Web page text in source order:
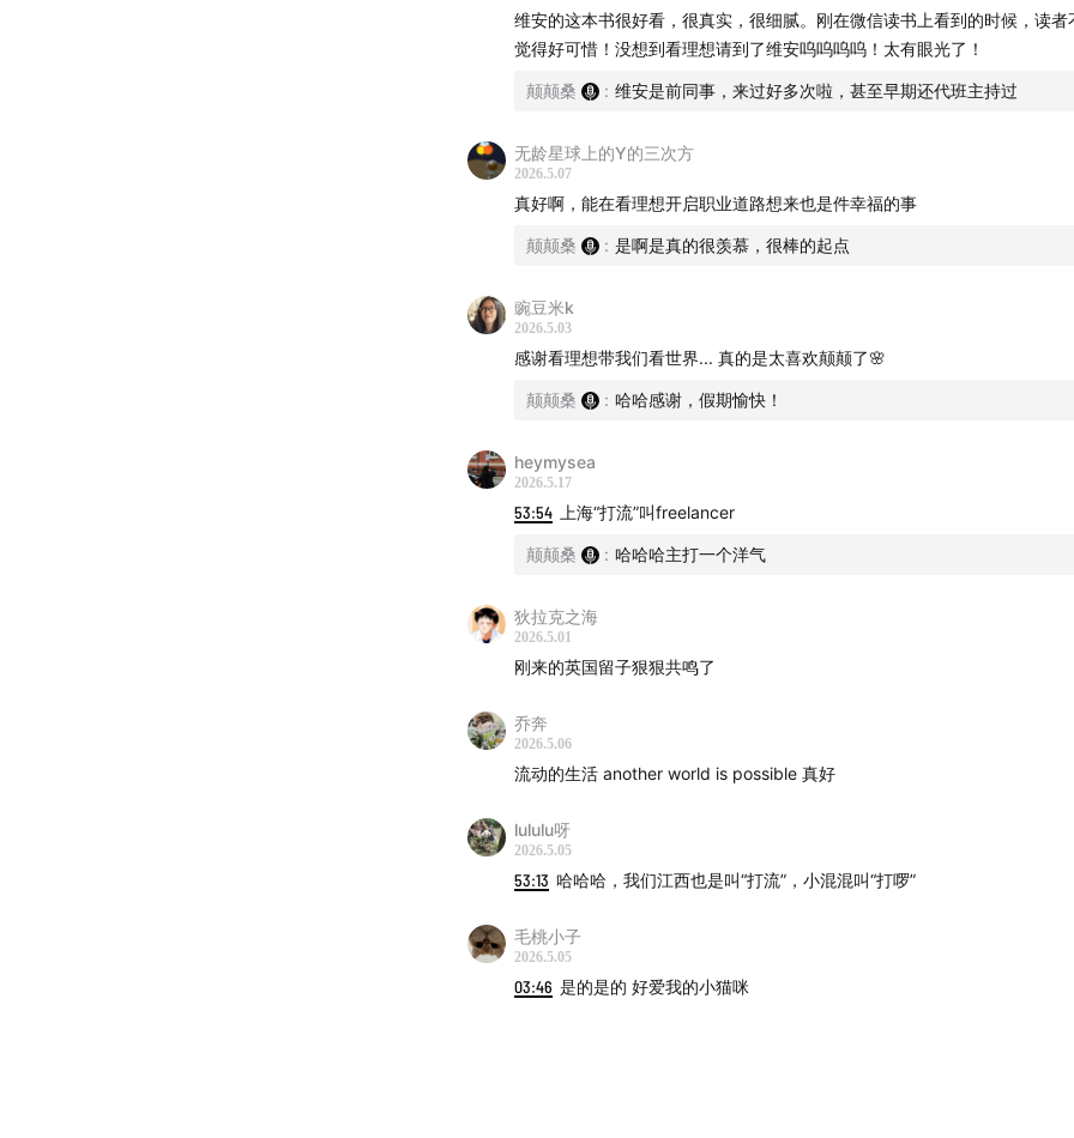
维安的这本书很好看，很真实，很细腻。刚在微信读书上看到的时候，读者
觉得好可惜！没想到看理想请到了维安呜呜呜呜！太有眼光了！
颠颠桑 : 维安是前同事，来过好多次啦，甚至早期还代班主持过
无龄星球上的Y的三次方
2026.5.07
真好啊，能在看理想开启职业道路想来也是件幸福的事
颠颠桑 : 是啊是真的很羡慕，很棒的起点
豌豆米k
2026.5.03
感谢看理想带我们看世界... 真的是太喜欢颠颠了🌸
颠颠桑 : 哈哈感谢，假期愉快！
heymysea
2026.5.17
53:54 上海“打流”叫freelancer
颠颠桑 : 哈哈哈主打一个洋气
狄拉克之海
2026.5.01
刚来的英国留子狠狠共鸣了
乔奔
2026.5.06
流动的生活 another world is possible 真好
lululu呀
2026.5.05
53:13 哈哈哈，我们江西也是叫“打流”，小混混叫“打啰”
毛桃小子
2026.5.05
03:46 是的是的 好爱我的小猫咪